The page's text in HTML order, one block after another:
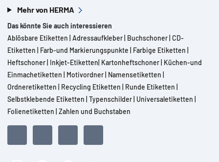
Mehr von HERMA
Das könnte Sie auch interessieren
Ablösbare Etiketten Adressaufkleber Buchschoner CD-
Etiketten
Farb-und Markierungspunkte Farbige Etiketten
Heftschoner Inkjet-Etiketten Kartonheftschoner Küchen-und
Einmachetiketten
Motivordner Namensetiketten
Ordneretiketten
Recycling Etiketten Runde Etiketten
Selbstklebende Etiketten Typenschilder Universaletiketten
Folienetiketten Zahlen und Buchstaben